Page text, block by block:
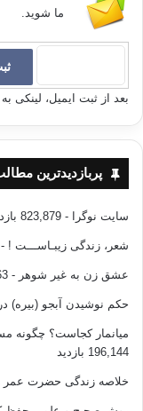
ما شوید.
بعد از ثبت ایمیل، لینکی
پربازدیدترین
سایت نوگرا - 823,879 بازدید
شعر، زندگی زیبـاســـت ! - 485,306 بازدید
عشق زن به غیر شوهر - 280,263 بازدید
حکم نوشیدن آبجو (بیره)
میانمار کجاست؟ چگونه
196,144 بازدید
خلاصه زندگی حضرت عمر